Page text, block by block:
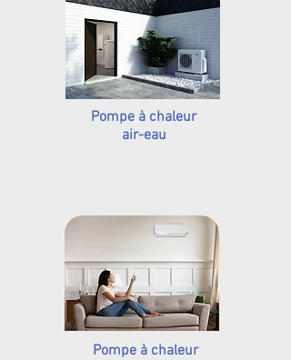
Pompe à chaleur
air-eau
Pompe à chaleur